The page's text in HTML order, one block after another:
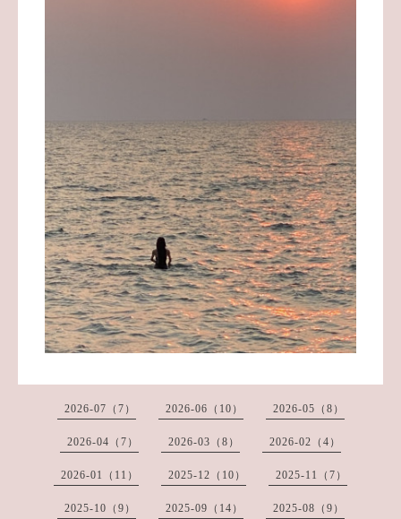
2026-07（7） 2026-06（10） 2026-05（8）
2026-04（7） 2026-03（8） 2026-02（4）
2026-01（11） 2025-12（10） 2025-11（7）
2025-10（9） 2025-09（14） 2025-08（9）